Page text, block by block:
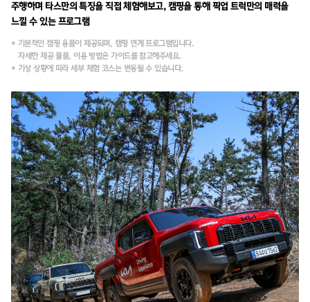
주행하며 타스만의 특징을 직접 체험해보고, 캠핑을 통해 픽업 트럭만의 매력을
느낄 수 있는 프로그램
* 기본적인 캠핑 용품이 제공되며, 캠핑 연계 프로그램입니다.
자세한 제공 물품, 이용 방법은 가이드를 참고해주세요.
* 기상 상황에 따라 세부 체험 코스는 변동될 수 있습니다.